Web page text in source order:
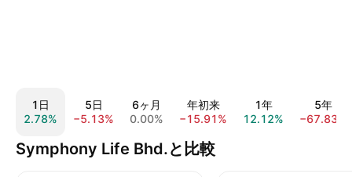
1日
2.78%
5日
−5.13%
6ヶ月
0.00%
年初来
−15.91%
1年
12.12%
5年
−67.83%
Symphony Life Bhd.と比較